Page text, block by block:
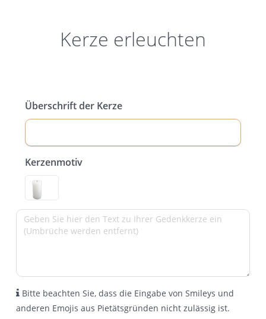
Kerze erleuchten
Überschrift der Kerze
Kerzenmotiv
Bitte beachten Sie, dass die Eingabe von Smileys und
anderen Emojis aus Pietätsgründen nicht zulässig ist.